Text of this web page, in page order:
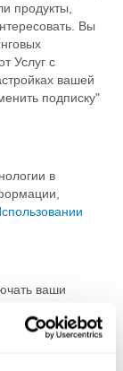
продукты,
Вы
Услуг с
вашей
подписку"
в
ваши